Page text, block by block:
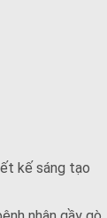
kế sáng tạo